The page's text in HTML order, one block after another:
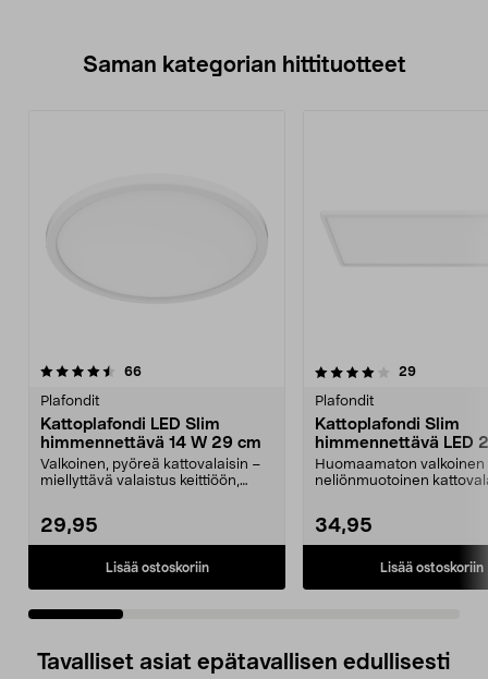
Saman kategorian hittituotteet
66arvostelut
Plafondit
Kattoplafondi LED Slim
himmennettävä 14 W 29 cm
Valkoinen, pyöreä kattovalaisin –
miellyttävä valaistus keittiöön,
29,95
Lisää ostoskoriin
4.0 viidestä
29arvostelut
Plafondit
Kattoplafondi Slim
himmennettävä LED
x 29 cm
Huomaamaton valkoinen
neliönmuotoinen
34,95
Lisää ostoskoriin
4.5 viidestä
Tavalliset asiat epätavallisen edullisesti